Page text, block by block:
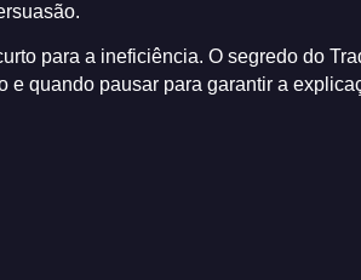
para a ineficiência. O segredo do
e quando pausar para garantir a